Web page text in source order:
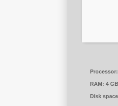
Processor:
RAM: 4
Disk